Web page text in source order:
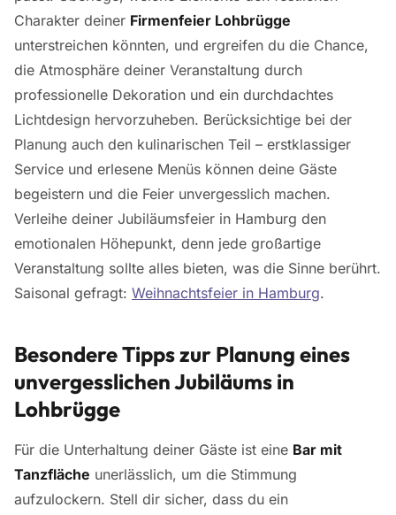
Charakter deiner Firmenfeier Lohbrügge
unterstreichen könnten, und ergreifen du die Chance,
die Atmosphäre deiner Veranstaltung durch
professionelle Dekoration und ein durchdachtes
Lichtdesign hervorzuheben. Berücksichtige bei der
Planung auch den kulinarischen Teil – erstklassiger
Service und erlesene Menüs können deine Gäste
begeistern und die Feier unvergesslich machen.
Verleihe deiner Jubiläumsfeier in Hamburg den
emotionalen Höhepunkt, denn jede großartige
Veranstaltung sollte alles bieten, was die Sinne berührt.
Saisonal gefragt: Weihnachtsfeier in Hamburg.
Besondere Tipps zur Planung eines
unvergesslichen Jubiläums in
Lohbrügge
Für die Unterhaltung deiner Gäste ist eine Bar mit
Tanzfläche unerlässlich, um die Stimmung
aufzulockern. Stell dir sicher, dass du ein